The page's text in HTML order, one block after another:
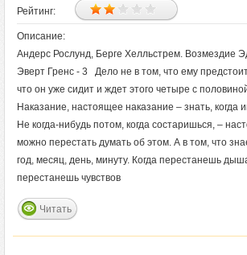
Рейтинг:
Описание:
Андерс Рослунд, Берге Хелльстрем. Возмездие
Эверт Гренс - 3 Дело не в том, что ему
что он уже сидит и ждет этого четыре с
Наказание, настоящее наказание – знать, когда
Не когда‑нибудь потом, когда состаришься, –
можно перестать думать об этом. А в том, что
год, месяц, день, минуту. Когда перестанешь
перестанешь чувствов
Читать